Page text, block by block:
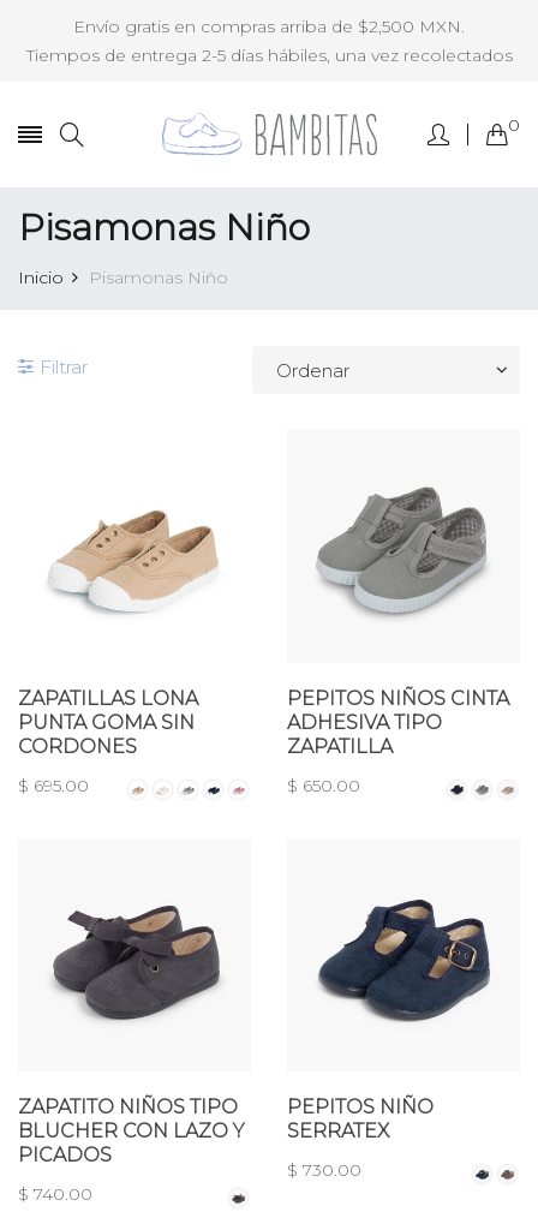
Envío gratis en compras arriba de $2,500 MXN.
Tiempos de entrega 2-5 días hábiles, una vez recolectados
0
Pisamonas Niño
Inicio Pisamonas Niño
Filtrar
ZAPATILLAS LONA
PUNTA GOMA SIN
CORDONES
$ 695.00
PEPITOS NIÑOS CINTA
ADHESIVA TIPO
ZAPATILLA
$ 650.00
ZAPATITO NIÑOS TIPO
BLUCHER CON LAZO Y
PICADOS
$ 740.00
PEPITOS NIÑO
SERRATEX
$ 730.00